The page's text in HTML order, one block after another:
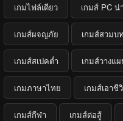
เกมไฟล์เดียว เกมส์ PC น่
เกมส์ผจญภัย เกมส์สวมบ
เกมส์สเปคต่ำ เกมส์วางแ
เกมภาษาไทย เกมส์เอาชี
เกมส์กีฬา เกมส์ต่อสู้